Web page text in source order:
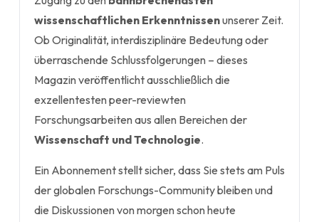
wissenschaftlichen Erkenntnissenunserer Zeit.
Ob Originalität, interdisziplinäre Bedeutung oder
überraschende Schlussfolgerungen – dieses
Magazin veröffentlicht ausschließlich die
exzellentesten peer-reviewten
Forschungsarbeiten aus allen Bereichen der
Wissenschaft und Technologie.
Ein Abonnement stellt sicher, dass Sie stets am Puls
der globalen Forschungs-Community bleiben und
die Diskussionen von morgen schon heute